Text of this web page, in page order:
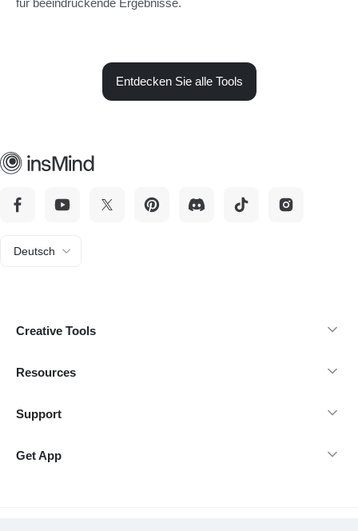
Entdecken Sie alle Tools
Deutsch
Creative Tools
Resources
Support
Get App